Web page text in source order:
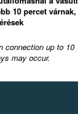
10 percet várnak,
connection up to 10
may occur.